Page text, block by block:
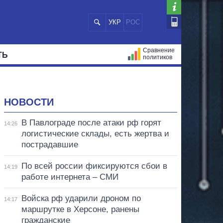
УКР РОС
Сравнение
политиков
НОВОСТИ
14:26
В Павлограде после атаки рф горят
логистические склады, есть жертва и
пострадавшие
14:19
По всей россии фиксируются сбои в
работе интернета – СМИ
14:17
Войска рф ударили дроном по
маршрутке в Херсоне, ранены
гражданские